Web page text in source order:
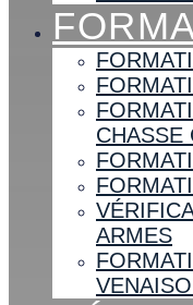
CHASSE
ARMES